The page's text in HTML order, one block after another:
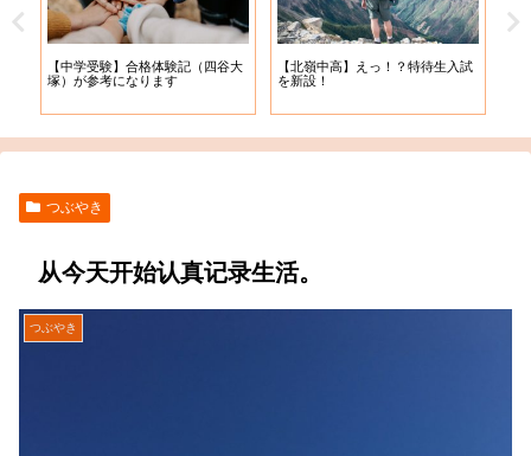
【中学受験】合格体験記（四谷大
塚）が参考になります
【北嶺中高】えっ！？特待生入試
を新設！
つぶやき
从今天开始认真记录生活。
つぶやき